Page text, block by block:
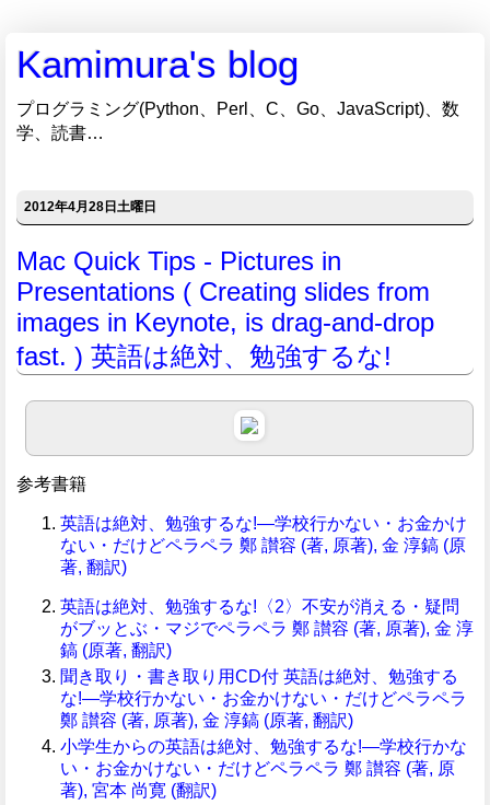
Kamimura's blog
プログラミング(Python、Perl、C、Go、JavaScript)、数
学、読書…
2012年4月28日土曜日
Mac Quick Tips - Pictures in
Presentations ( Creating slides from
images in Keynote, is drag-and-drop
fast. ) 英語は絶対、勉強するな!
参考書籍
英語は絶対、勉強するな!―学校行かない・お金かけ
ない・だけどペラペラ 鄭 讃容 (著, 原著), 金 淳鎬 (原
著, 翻訳)
英語は絶対、勉強するな!〈2〉不安が消える・疑問
がブッとぶ・マジでペラペラ 鄭 讃容 (著, 原著), 金 淳
鎬 (原著, 翻訳)
聞き取り・書き取り用CD付 英語は絶対、勉強する
な!―学校行かない・お金かけない・だけどペラペラ
鄭 讃容 (著, 原著), 金 淳鎬 (原著, 翻訳)
小学生からの英語は絶対、勉強するな!―学校行かな
い・お金かけない・だけどペラペラ 鄭 讃容 (著, 原
著), 宮本 尚寛 (翻訳)